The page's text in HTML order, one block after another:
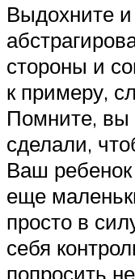
Выдохните и
стороны и
к примеру,
Помните, вы
сделали,
Ваш ребенок
еще
просто в
себя
попросить